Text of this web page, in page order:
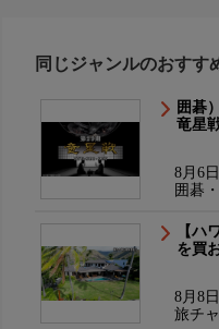
同じジャンルのおすす
囲碁
竜星
8月6
囲碁
【ハ
を買
8月8
旅チ